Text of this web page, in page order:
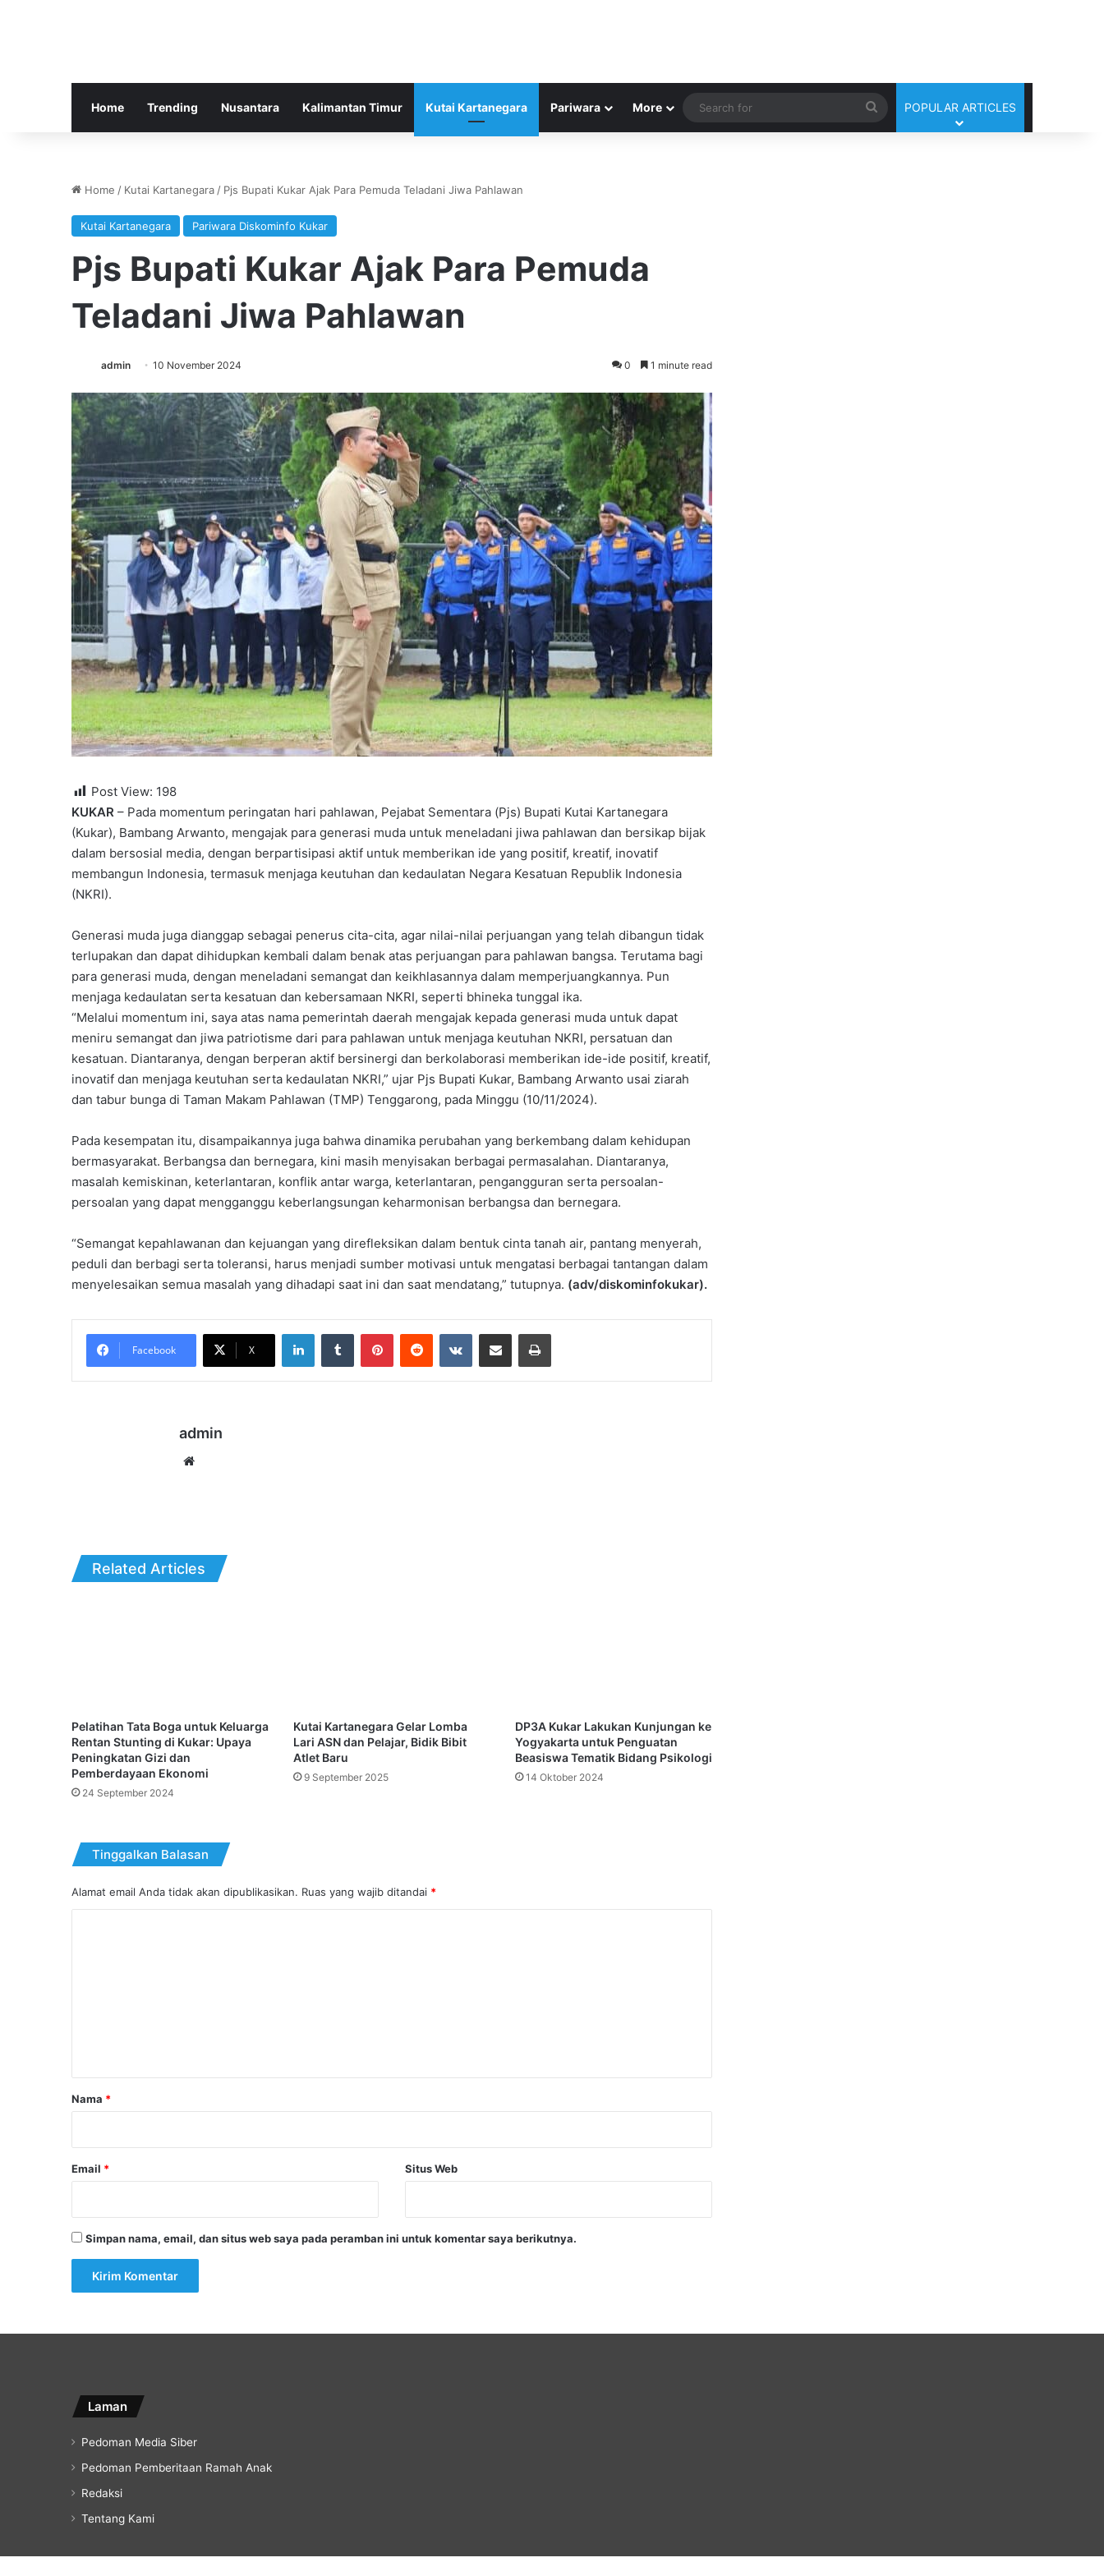
Home Trending Nusantara Kalimantan Timur Kutai Kartanegara Pariwara More
Search
for
POPULAR ARTICLES
Home / Kutai Kartanegara / Pjs Bupati Kukar Ajak Para Pemuda Teladani Jiwa Pahlawan
Kutai Kartanegara Pariwara Diskominfo Kukar
Pjs Bupati Kukar Ajak Para Pemuda
Teladani Jiwa Pahlawan
admin 10 November 2024 0 1 minute read
Post View: 198
KUKAR – Pada momentum peringatan hari pahlawan, Pejabat Sementara (Pjs) Bupati Kutai Kartanegara
(Kukar), Bambang Arwanto, mengajak para generasi muda untuk meneladani jiwa pahlawan dan bersikap bijak
dalam bersosial media, dengan berpartisipasi aktif untuk memberikan ide yang positif, kreatif, inovatif
membangun Indonesia, termasuk menjaga keutuhan dan kedaulatan Negara Kesatuan Republik Indonesia
(NKRI).
Generasi muda juga dianggap sebagai penerus cita-cita, agar nilai-nilai perjuangan yang telah dibangun tidak
terlupakan dan dapat dihidupkan kembali dalam benak atas perjuangan para pahlawan bangsa. Terutama bagi
para generasi muda, dengan meneladani semangat dan keikhlasannya dalam memperjuangkannya. Pun
menjaga kedaulatan serta kesatuan dan kebersamaan NKRI, seperti bhineka tunggal ika.
“Melalui momentum ini, saya atas nama pemerintah daerah mengajak kepada generasi muda untuk dapat
meniru semangat dan jiwa patriotisme dari para pahlawan untuk menjaga keutuhan NKRI, persatuan dan
kesatuan. Diantaranya, dengan berperan aktif bersinergi dan berkolaborasi memberikan ide-ide positif, kreatif,
inovatif dan menjaga keutuhan serta kedaulatan NKRI,” ujar Pjs Bupati Kukar, Bambang Arwanto usai ziarah
dan tabur bunga di Taman Makam Pahlawan (TMP) Tenggarong, pada Minggu (10/11/2024).
Pada kesempatan itu, disampaikannya juga bahwa dinamika perubahan yang berkembang dalam kehidupan
bermasyarakat. Berbangsa dan bernegara, kini masih menyisakan berbagai permasalahan. Diantaranya,
masalah kemiskinan, keterlantaran, konflik antar warga, keterlantaran, pengangguran serta persoalan-
persoalan yang dapat mengganggu keberlangsungan keharmonisan berbangsa dan bernegara.
“Semangat kepahlawanan dan kejuangan yang direfleksikan dalam bentuk cinta tanah air, pantang menyerah,
peduli dan berbagi serta toleransi, harus menjadi sumber motivasi untuk mengatasi berbagai tantangan dalam
menyelesaikan semua masalah yang dihadapi saat ini dan saat mendatang,” tutupnya. (adv/diskominfokukar).
Facebook X
LinkedInTumblr PinterestReddit VKontakteShare via Email Print
admin
Related Articles
Pelatihan Tata Boga untuk Keluarga
Rentan Stunting di Kukar: Upaya
Peningkatan Gizi dan
Pemberdayaan Ekonomi
24 September 2024
Kutai Kartanegara Gelar Lomba
Lari ASN dan Pelajar, Bidik Bibit
Atlet Baru
9 September 2025
DP3A Kukar Lakukan Kunjungan ke
Yogyakarta untuk Penguatan
Beasiswa Tematik Bidang Psikologi
14 Oktober 2024
Tinggalkan Balasan
Alamat email Anda tidak akan dipublikasikan. Ruas yang wajib ditandai *
rNama *
Email * Situs Web
Simpan nama, email, dan situs web saya pada peramban ini untuk komentar saya berikutnya.
Laman
Pedoman Media Siber
Pedoman Pemberitaan Ramah Anak
Redaksi
Tentang Kami